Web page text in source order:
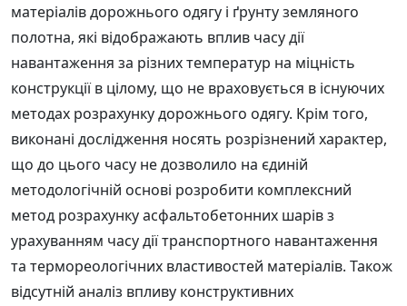
матеріалів дорожнього одягу і ґрунту земляного
полотна, які відображають вплив часу дії
навантаження за різних температур на міцність
конструкції в цілому, що не враховується в існуючих
методах розрахунку дорожнього одягу. Крім того,
виконані дослідження носять розрізнений характер,
що до цього часу не дозволило на єдиній
методологічній основі розробити комплексний
метод розрахунку асфальтобетонних шарів з
урахуванням часу дії транспортного навантаження
та термореологічних властивостей матеріалів. Також
відсутній аналіз впливу конструктивних